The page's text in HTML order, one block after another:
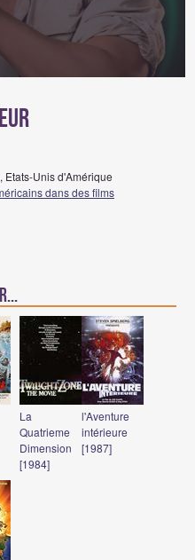
Etats-Unis d'Amérique
dans des films
La
Quatrieme
Dimension
[1984]
l'Aventure
intérieure
[1987]